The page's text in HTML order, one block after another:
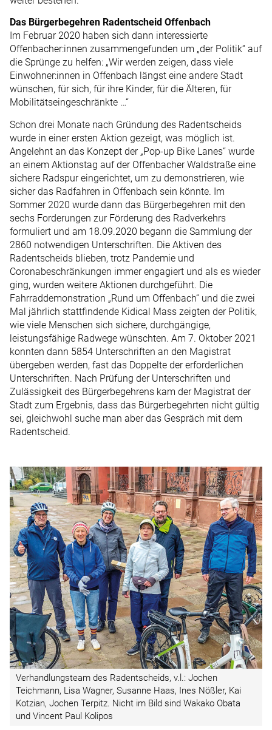
Das Bürgerbegehren Radentscheid Offenbach
Im Februar 2020 haben sich dann interessierte
Offenbacher:in­nen zusammengefunden um „der Politik“ auf
die Sprünge zu helfen: „Wir werden zeigen, dass viele
Einwoh­ner:innen in Offenbach längst eine andere Stadt
wünschen, für sich, für ihre Kinder, für die Älteren, für
Mobilitätseingeschränkte …“
Schon drei Monate nach Gründung des Rad­entscheids
wurde in einer ersten Aktion gezeigt, was möglich ist.
Angelehnt an das Konzept der „Pop-up Bike Lanes“ wurde
an einem Aktionstag auf der Offenbacher Waldstraße eine
sichere Radspur eingerichtet, um zu demonstrieren, wie
sicher das Radfahren in Offenbach sein könnte. Im
Sommer 2020 wurde dann das Bürgerbegehren mit den
sechs Forderungen zur Förderung des Radverkehrs
formuliert und am 18.09.2020 begann die Sammlung der
2860 notwendigen Unterschriften. Die Aktiven des
Radentscheids blieben, trotz Pandemie und
Coronabeschränkungen immer engagiert und als es wieder
ging, wurden weitere Aktionen durchgeführt. Die
Fahrraddemonstration „Rund um Offenbach“ und die zwei
Mal jährlich stattfindende Kidical Mass zeigten der Politik,
wie viele Menschen sich sichere, durchgängige,
leistungsfähige Radwege wünschten. Am 7. Oktober 2021
konnten dann 5854 Unterschriften an den Magistrat
übergeben werden, fast das Doppelte der erforderlichen
Unterschriften. Nach Prüfung der Unterschriften und
Zulässigkeit des Bürgerbegehrens kam der Magistrat der
Stadt zum Ergebnis, dass das Bürgerbegehrten nicht gültig
sei, gleichwohl suche man aber das Gespräch mit dem
Radentscheid.
Verhandlungsteam des Radentscheids, v.l.: ­Jochen
Teichmann, Lisa Wagner, Susanne Haas, Ines Nößler, Kai
Kotzian, Jochen Terpitz. Nicht im Bild sind Wakako Obata
und Vincent Paul Kolipos